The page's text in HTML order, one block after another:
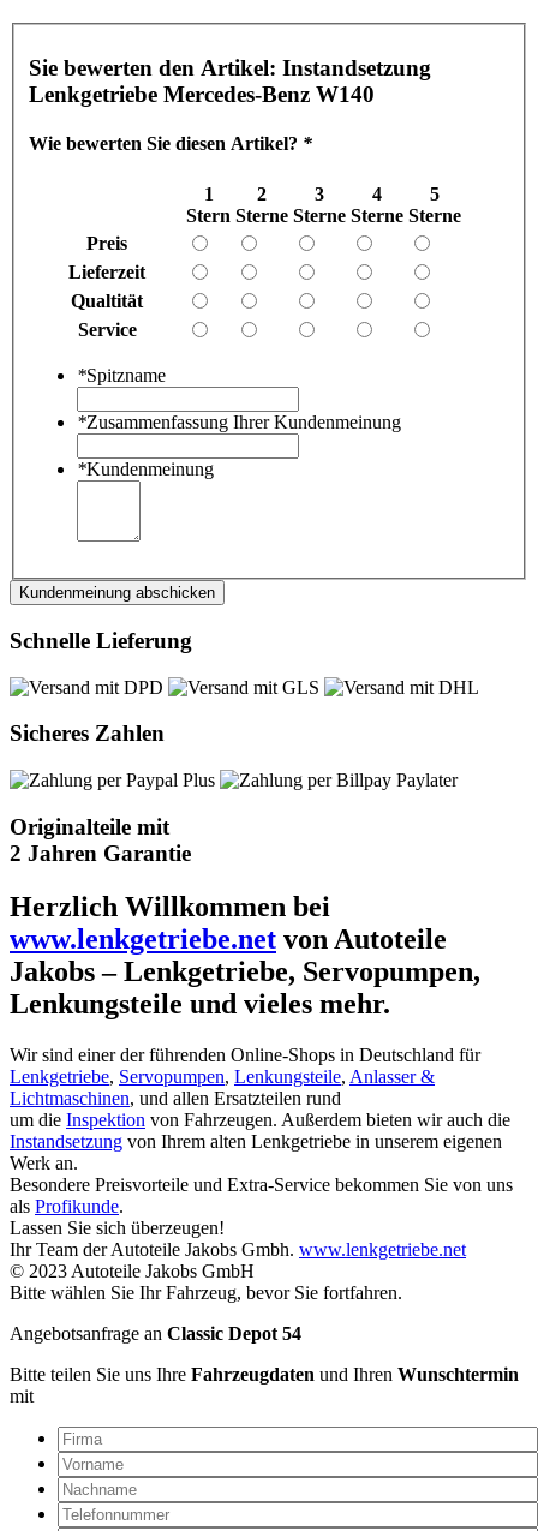
Sie bewerten den Artikel: Instandsetzung
Lenkgetriebe Mercedes-Benz W140
Wie bewerten Sie diesen Artikel? *
1
Stern
2
Sterne
3
Sterne
4
Sterne
5
Sterne
Preis
Lieferzeit
Qualtität
Service
*Spitzname
*Zusammenfassung Ihrer Kundenmeinung
*Kundenmeinung
Kundenmeinung abschicken
Schnelle Lieferung
Sicheres Zahlen
Originalteile mit
2 Jahren Garantie
Herzlich Willkommen bei
www.lenkgetriebe.net von Autoteile
Jakobs – Lenkgetriebe, Servopumpen,
Lenkungsteile und vieles mehr.
Wir sind einer der führenden Online-Shops in Deutschland für
Lenkgetriebe, Servopumpen, Lenkungsteile, Anlasser &
Lichtmaschinen, und allen Ersatzteilen rund
um die Inspektion von Fahrzeugen. Außerdem bieten wir auch die
Instandsetzung von Ihrem alten Lenkgetriebe in unserem eigenen
Werk an.
Besondere Preisvorteile und Extra-Service bekommen Sie von uns
als Profikunde.
Lassen Sie sich überzeugen!
Ihr Team der Autoteile Jakobs Gmbh. www.lenkgetriebe.net
© 2023 Autoteile Jakobs GmbH
Bitte wählen Sie Ihr Fahrzeug, bevor Sie fortfahren.
Angebotsanfrage an Classic Depot 54
Bitte teilen Sie uns Ihre Fahrzeugdaten und Ihren Wunschtermin
mit